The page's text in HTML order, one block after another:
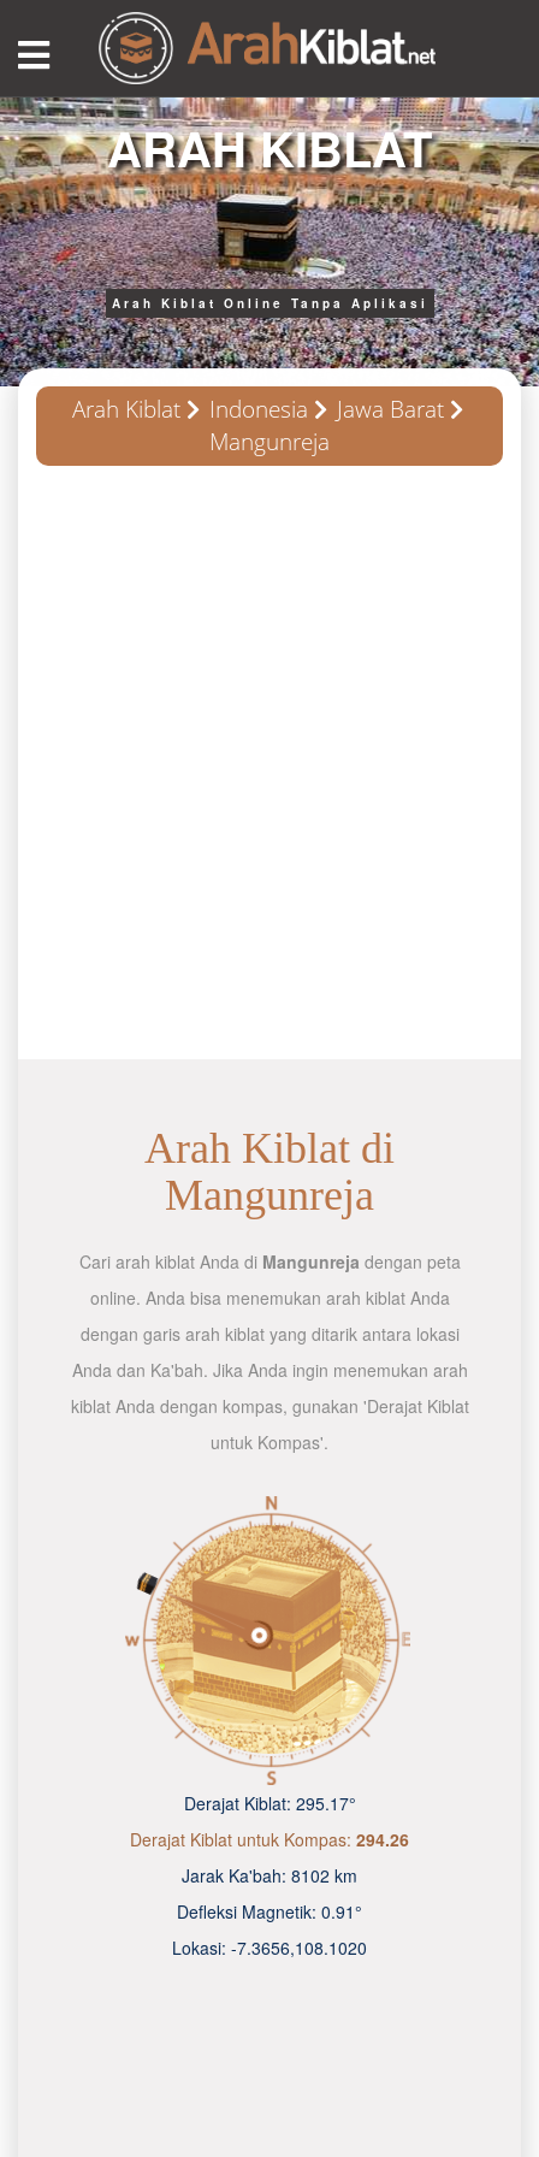
ARAH KIBLAT
Arah Kiblat Online Tanpa Aplikasi
Arah Kiblat Indonesia
Jawa Barat
Mangunreja
Arah Kiblat di
Mangunreja
Cari arah kiblat Anda di Mangunreja dengan peta
online. Anda bisa menemukan arah kiblat Anda
dengan garis arah kiblat yang ditarik antara lokasi
Anda dan Ka'bah. Jika Anda ingin menemukan arah
kiblat Anda dengan kompas, gunakan 'Derajat Kiblat
untuk Kompas'.
Derajat Kiblat: 295.17°
Derajat Kiblat untuk Kompas: 294.26
Jarak Ka'bah: 8102 km
Defleksi Magnetik: 0.91°
Lokasi: -7.3656,108.1020